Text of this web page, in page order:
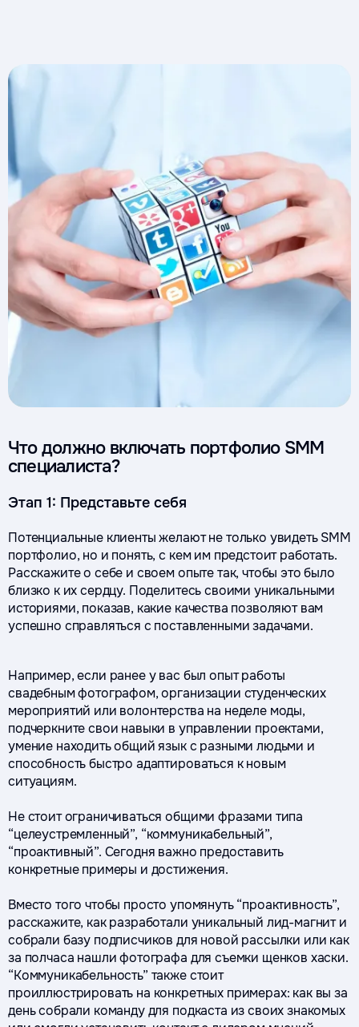
Что должно включать портфолио SMM
специалиста?
Этап 1: Представьте себя
Потенциальные клиенты желают не только увидеть SMM
портфолио, но и понять, с кем им предстоит работать.
Расскажите о себе и своем опыте так, чтобы это было
близко к их сердцу. Поделитесь своими уникальными
историями, показав, какие качества позволяют вам
успешно справляться с поставленными задачами.
Например, если ранее у вас был опыт работы
свадебным фотографом, организации студенческих
мероприятий или волонтерства на неделе моды,
подчеркните свои навыки в управлении проектами,
умение находить общий язык с разными людьми и
способность быстро адаптироваться к новым
ситуациям.
Не стоит ограничиваться общими фразами типа
“целеустремленный”, “коммуникабельный”,
“проактивный”. Сегодня важно предоставить
конкретные примеры и достижения.
Вместо того чтобы просто упомянуть “проактивность”,
расскажите, как разработали уникальный лид-магнит и
собрали базу подписчиков для новой рассылки или как
за полчаса нашли фотографа для съемки щенков хаски.
“Коммуникабельность” также стоит
проиллюстрировать на конкретных примерах: как вы за
день собрали команду для подкаста из своих знакомых